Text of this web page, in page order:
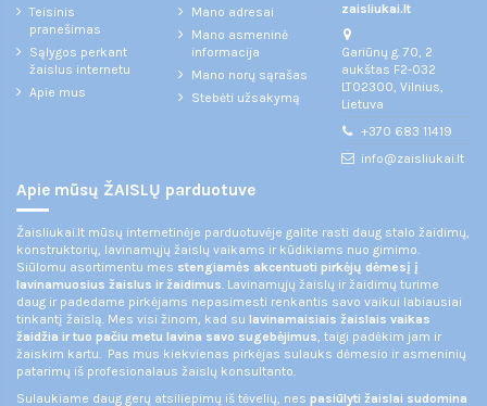
Teisinis
pranešimas
Sąlygos perkant
žaislus internetu
Apie mus
Mano adresai
Mano asmeninė
informacija
Mano norų sąrašas
Stebėti užsakymą
zaisliukai.lt
Gariūnų g. 70, 2
aukštas F2-032
LT02300, Vilnius,
Lietuva
+370 683 11419
info@zaisliukai.lt
Apie mūsų ŽAISLŲ parduotuve
Žaisliukai.lt mūsų internetinėje parduotuvėje galite rasti daug stalo žaidimų,
konstruktorių, lavinamųjų žaislų vaikams ir kūdikiams nuo gimimo.
Siūlomu asortimentu mes stengiamės akcentuoti pirkėjų dėmesį į
lavinamuosius žaislus ir žaidimus . Lavinamųjų žaislų ir žaidimų turime
daug ir padedame pirkėjams nepasimesti renkantis savo vaikui labiausiai
tinkantį žaislą. Mes visi žinom, kad su lavinamaisiais žaislais vaikas
žaidžia ir tuo pačiu metu lavina savo sugebėjimus , taigi padėkim jam ir
žaiskim kartu. Pas mus kiekvienas pirkėjas sulauks dėmesio ir asmeninių
patarimų iš profesionalaus žaislų konsultanto.
Sulaukiame daug gerų atsiliepimų iš tėvelių, nes pasiūlyti žaislai sudomina